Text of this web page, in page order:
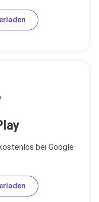
bei Google